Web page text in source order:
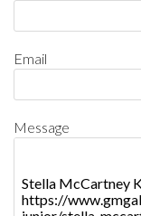
Email
Message